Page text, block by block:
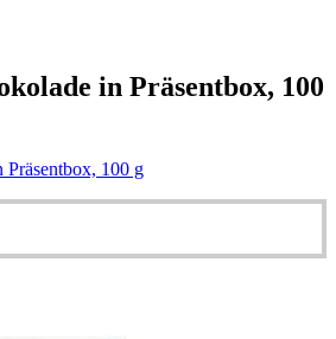
in Präsentbox, 100
100 g